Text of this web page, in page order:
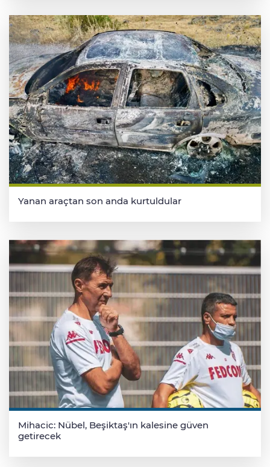
Yanan araçtan son anda kurtuldular
Mihacic: Nübel, Beşiktaş'ın kalesine güven
getirecek